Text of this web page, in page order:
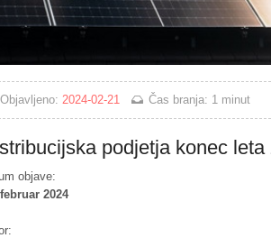
Objavljeno:2024-02-21 Čas branja: 1 minut
podjetja konec
objave:
2024